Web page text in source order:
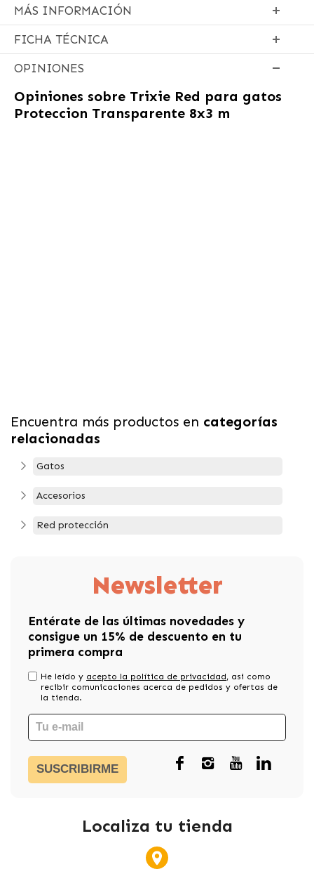
MÁS INFORMACIÓN
FICHA TÉCNICA
OPINIONES
Opiniones sobre Trixie Red para gatos
Proteccion Transparente 8x3 m
Encuentra más productos en categorías
relacionadas
Gatos
Accesorios
Red protección
Newsletter
Entérate de las últimas novedades y
consigue un 15% de descuento en tu
primera compra
He leído y acepto la política de privacidad, asi como
recibir comunicaciones acerca de pedidos y ofertas de
la tienda.
SUSCRIBIRME
Localiza tu tienda